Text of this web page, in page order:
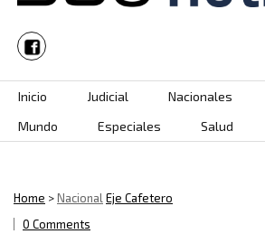
Skip to content
Inicio Judicial Nacionales
Mundo
Especiales Salud
Home >NacionalEje Cafetero
0 Comments